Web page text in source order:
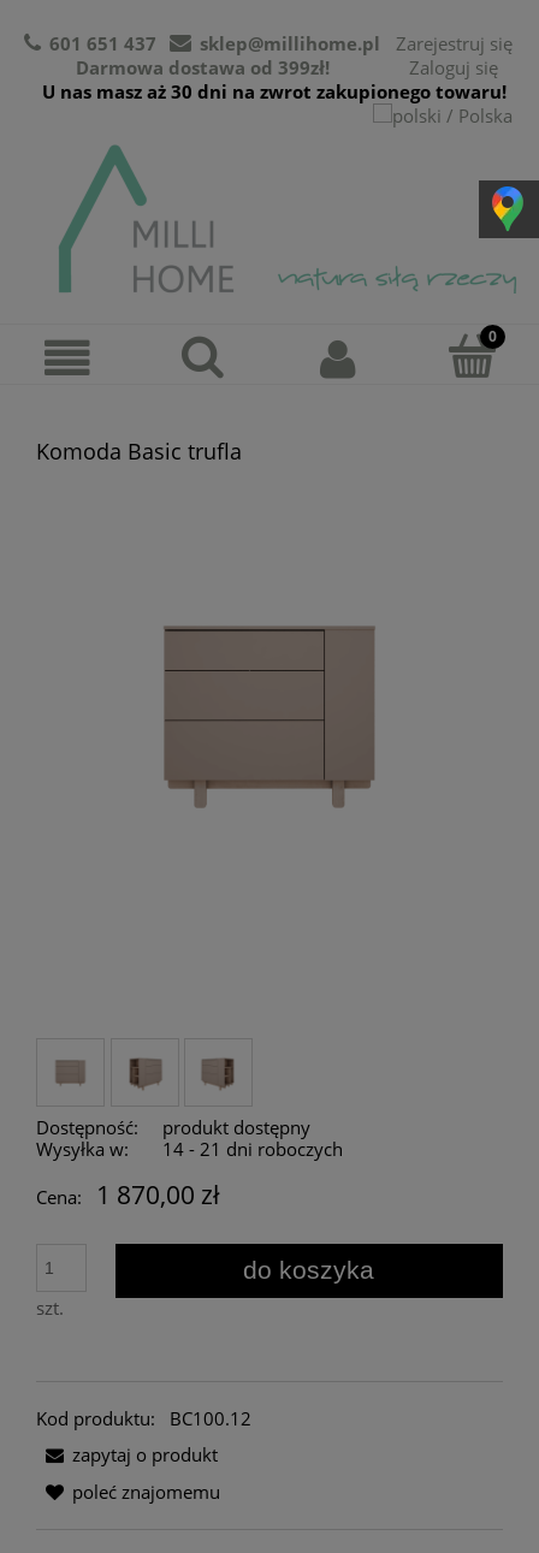
601 651 437
sklep@millihome.pl
Darmowa dostawa od 399zł!
U nas masz aż 30 dni na zwrot zakupionego towaru!
Zarejestruj się
Zaloguj się
Komoda Basic trufla
Dostępność:
produkt dostępny
Wysyłka w:
14 - 21 dni roboczych
Cena:
1 870,00 zł
szt.
do koszyka
Kod produktu:
BC100.12
zapytaj o produkt
poleć znajomemu